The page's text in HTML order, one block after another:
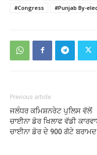
#Congress
#Punjab By-
Previous article
ਜਲੰਧਰ ਕਮਿਸ਼ਨਰੇਟ ਪੁਲਿਸ ਵੱਲੋਂ
ਚਾਈਨਾ ਡੋਰ ਖਿਲਾਫ ਵੱਡੀ
ਚਾਈਨਾ ਡੋਰ ਦੇ 900 ਗੱਟੇ ਬਰਾਮਦ